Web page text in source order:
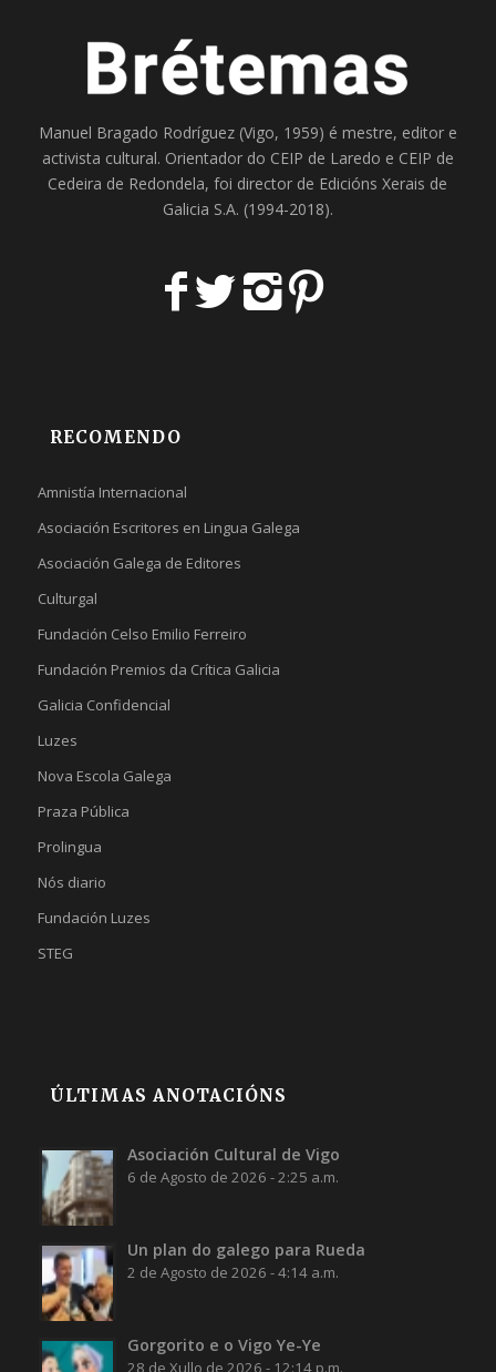
Manuel Bragado Rodríguez (Vigo, 1959) é mestre, editor e
activista cultural. Orientador do CEIP de Laredo e CEIP de
Cedeira de Redondela, foi director de Edicións Xerais de
Galicia S.A. (1994-2018).
RECOMENDO
Amnistía Internacional
Asociación Escritores en Lingua Galega
Asociación Galega de Editores
Culturgal
Fundación Celso Emilio Ferreiro
Fundación Premios da Crítica Galicia
Galicia Confidencial
Luzes
Nova Escola Galega
Praza Pública
Prolingua
Nós diario
Fundación Luzes
STEG
ÚLTIMAS ANOTACIÓNS
Asociación Cultural de Vigo
6 de Agosto de 2026 - 2:25 a.m.
Un plan do galego para Rueda
2 de Agosto de 2026 - 4:14 a.m.
Gorgorito e o Vigo Ye-Ye
28 de Xullo de 2026 - 12:14 p.m.